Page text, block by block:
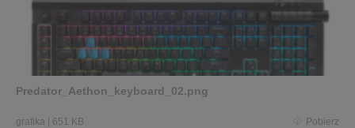
Predator_Aethon_keyboard_02.png
grafika | 651 KB Pobierz